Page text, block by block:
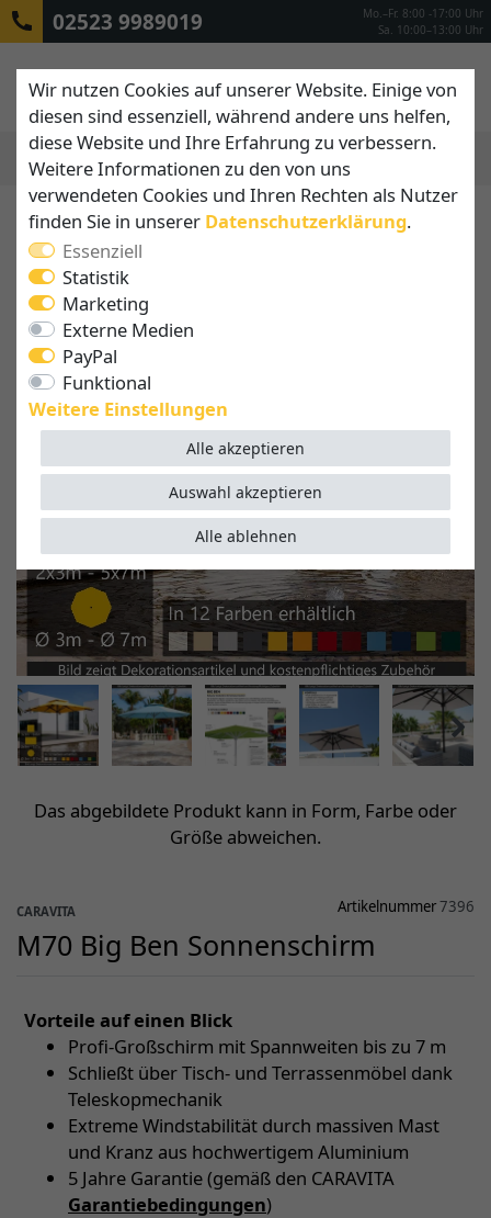
02523 9989019
Mo.–Fr. 8:00 -17:00 Uhr
Sa. 10:00–13:00 Uhr
Das abgebildete Produkt kann in Form, Farbe oder
Größe abweichen.
CARAVITA Artikelnummer7396
M70 Big Ben Sonnenschirm
Vorteile auf einen Blick
Profi-Großschirm mit Spannweiten bis zu 7 m
Schließt über Tisch- und Terrassenmöbel dank
Teleskopmechanik
Extreme Windstabilität durch massiven Mast
und Kranz aus hochwertigem Aluminium
5 Jahre Garantie (gemäß den CARAVITA
Garantiebedingungen)
Wir nutzen Cookies auf unserer Website. Einige von
diesen sind essenziell, während andere uns helfen,
diese Website und Ihre Erfahrung zu verbessern.
Weitere Informationen zu den von uns
verwendeten Cookies und Ihren Rechten als Nutzer
finden Sie in unserer Daten­schutz­erklärung.
Essenziell
Statistik
Marketing
Externe Medien
PayPal
Funktional
Weitere Einstellungen
Alle akzeptieren
Alle ablehnen
Auswahl akzeptieren